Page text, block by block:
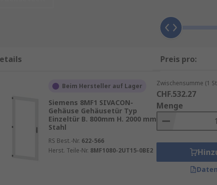
zu erreichen, um Wartungen, Reparaturen oder
oder Maschinenbauindustrie, sind
arbeiten und vor Beschädigungen geschützt sind.
Sicherheit. Insbesondere in Branchen, in denen es auf
werden. Gehäusetüren tragen dazu bei,
Zudem schützen sie die Mitarbeiter vor potenziell
ausgestattet, die nur autorisierten Personen
und Ausfällen erheblich zu reduzieren.
Preis pro:
Beim Hersteller auf Lager
Siemens 8MF1 SIVACON-
Gehäuse Gehäusetür Typ
Einzeltür B. 800mm H. 2000 mm
Stahl
RS Best.-Nr. 622-566
Herst. Teile-Nr. 8MF1080-2UT15-0BE2
Zwischensumme (1
CHF.532.27
Menge